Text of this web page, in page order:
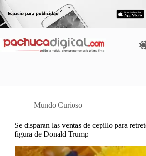
Saltar
al
contenido
Mundo Curioso
Se disparan las ventas de cepillo para
figura de Donald Trump